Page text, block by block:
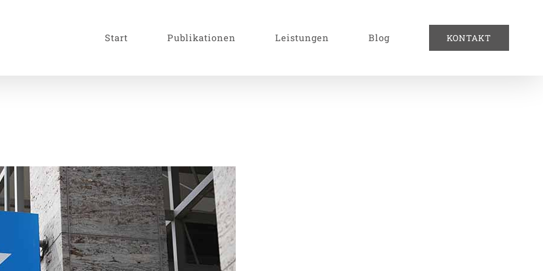
Start Publikationen Leistungen Blog KONTAKT